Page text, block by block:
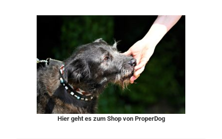
Hier geht es zum Shop von ProperDog